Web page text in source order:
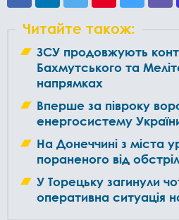
Читайте також:
ЗСУ продовжують
Бахмутського та
напрямках
Вперше за півроку
енергосистему
На Донеччині з міста
пораненого від
У Торецьку загинули
оперативна ситуація